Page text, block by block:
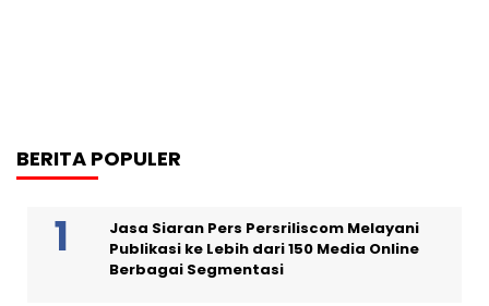
BERITA POPULER
Jasa Siaran Pers Persriliscom Melayani
Publikasi ke Lebih dari 150 Media Online
Berbagai Segmentasi